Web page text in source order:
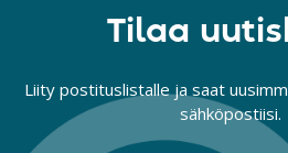
Tilaa
Liity postituslistalle ja saat
sähköpostiisi.